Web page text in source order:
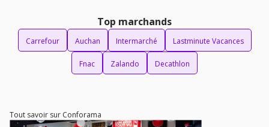
Top marchands
Carrefour Auchan Intermarché Lastminute Vacances
Fnac Zalando Decathlon
Tout savoir sur Conforama